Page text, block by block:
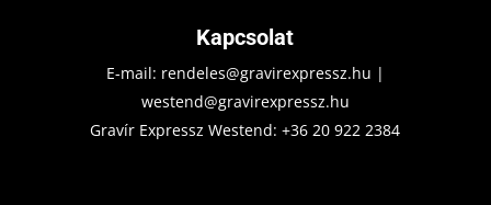
Kapcsolat
E-mail: rendeles@gravirexpressz.hu |
westend@gravirexpressz.hu
Gravír Expressz Westend:+36 20 922 2384